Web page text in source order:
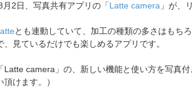
月2日、写真共有アプリの「Latte camera 」が、
とも連動していて、加工の種類の多さはもち
、見ているだけでも楽しめるアプリです。
Latte camera」の、新しい機能と使い方を写真
頂けます。）